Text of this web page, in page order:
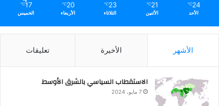
24
℃
الأحد
21
℃
الأثنين
23
℃
الثلاثاء
20
℃
الأربعاء
17
℃
الخميس
الأشهر الأخيرة تعليقات
الاستقطاب السياسي بالشرق الأوسط
7 مايو، 2024